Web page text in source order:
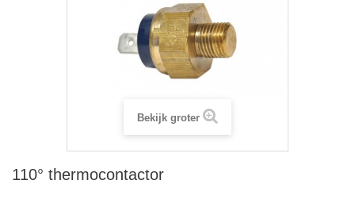
Bekijk groter
110° thermocontactor